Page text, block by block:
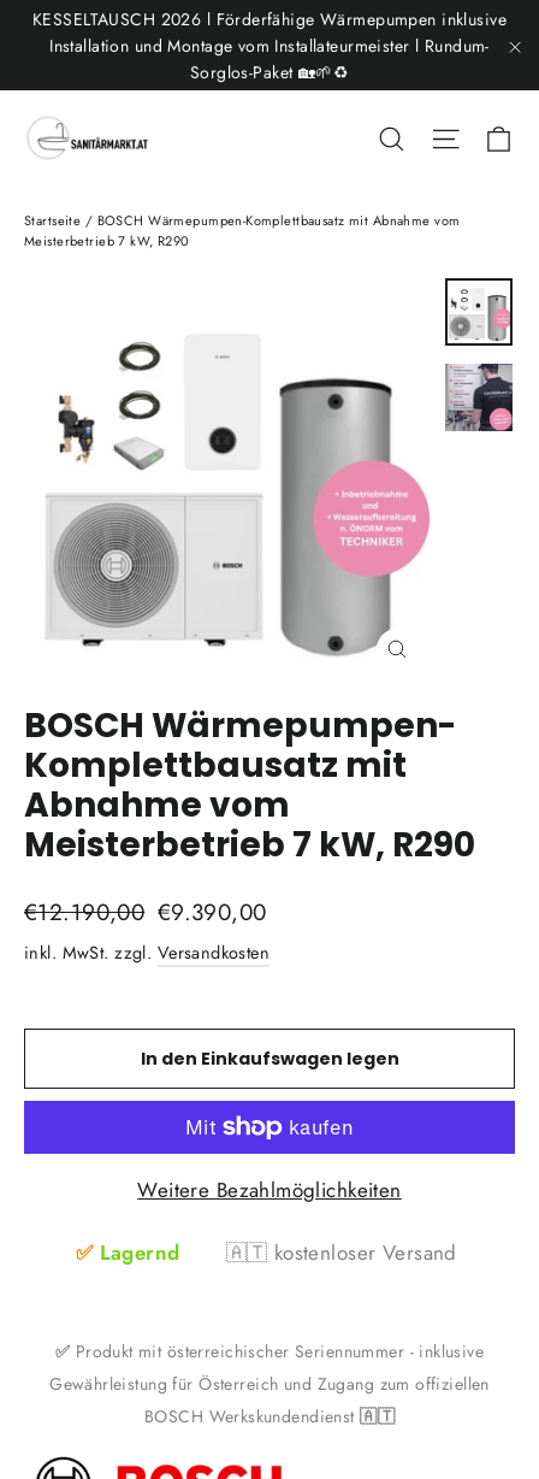
DirektKESSELTAUSCH 2026 l Förderfähige Wärmepumpen inklusive
Installation und Montage vom Installateurmeister l Rundum-
Sorglos-Paket 🏡🌱♻️
Suche
Startseite / BOSCH Wärmepumpen-Komplettbausatz mit Abnahme vom
Meisterbetrieb 7 kW, R290
BOSCH Wärmepumpen-
Komplettbausatz mit
Abnahme vom
Meisterbetrieb 7 kW, R290
Normaler
Preis
€12.190,00 Sonderpreis
€9.390,00
inkl. MwSt. zzgl. Versandkosten
In den Einkaufswagen legen
Weitere Bezahlmöglichkeiten
✅ Lagernd 🇦🇹 kostenloser Versand
✅ Produkt mit österreichischer Seriennummer - inklusive
Gewährleistung für Österreich und Zugang zum offiziellen
BOSCH Werkskundendienst 🇦🇹